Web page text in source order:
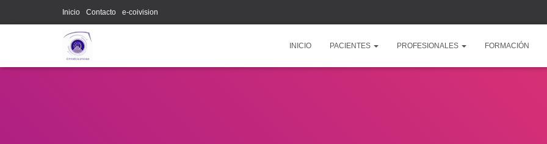
Inicio Contacto e-coivision
INICIO PACIENTES PROFESIONALES FORMACIÓN